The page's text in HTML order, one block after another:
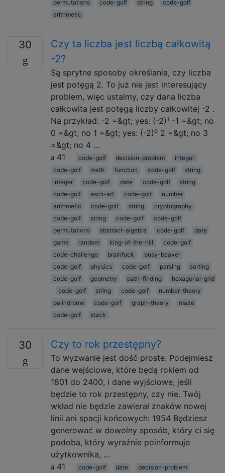
permutations code-golf string
code-golf
arithmetic
30
Czy ta liczba jest liczbą całkowitą
-2?
Są sprytne sposoby określania, czy liczba
jest potęgą 2. To już nie jest interesujący
problem, więc ustalmy, czy dana liczba
całkowita jest potęgą liczby całkowitej -2 .
Na przykład: -2 =&gt; yes: (-2)¹ -1 =&gt; no
0 =&gt; no 1 =&gt; yes: (-2)⁰ 2 =&gt; no 3
=&gt; no 4 …
41
code-golf decision-problem
integer
code-golf
math function code-golf
string
integer
code-golf date code-golf
string
code-golf
ascii-art code-golf
number
arithmetic
code-golf string
cryptography
code-golf
string code-golf
code-golf
permutations
abstract-algebra code-golf
date
game
random king-of-the-hill
code-golf
code-challenge
brainfuck
busy-beaver
code-golf
physics code-golf parsing
sorting
code-golf
geometry path-finding
hexagonal-grid
code-golf
string code-golf
number-theory
palindrome
code-golf graph-theory
maze
code-golf
stack
30 Czy to rok przestępny?
To wyzwanie jest dość proste. Podejmiesz
dane wejściowe, które będą rokiem od
1801 do 2400, i dane wyjściowe, jeśli
będzie to rok przestępny, czy nie. Twój
wkład nie będzie zawierał znaków nowej
linii ani spacji końcowych: 1954 Będziesz
generować w dowolny sposób, który ci się
podoba, który wyraźnie poinformuje
użytkownika, …
41
code-golf date decision-problem